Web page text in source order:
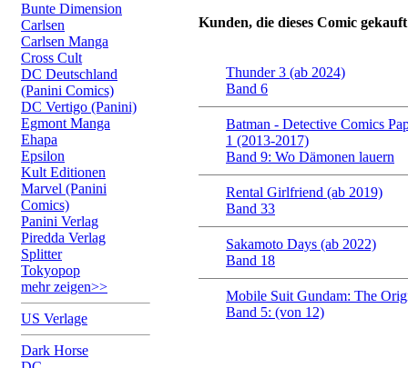
Bunte Dimension
Carlsen
Carlsen Manga
Cross Cult
DC Deutschland
(Panini Comics)
DC Vertigo (Panini)
Egmont Manga
Ehapa
Epsilon
Kult Editionen
Marvel (Panini
Comics)
Panini Verlag
Piredda Verlag
Splitter
Tokyopop
mehr zeigen>>
US Verlage
Dark Horse
Kunden, die dieses Comic
Thunder 3 (ab 2024)
Band 6
Batman - Detective Comics
1 (2013-2017)
Band 9: Wo Dämonen lauern
Rental Girlfriend (ab 2019)
Band 33
Sakamoto Days (ab 2022)
Band 18
Mobile Suit Gundam: The
Band 5: (von 12)